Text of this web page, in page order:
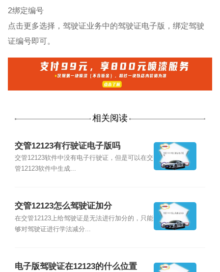
2绑定编号
点击更多选择，驾驶证业务中的驾驶证电子版，绑定驾驶
证编号即可。
相关阅读
交管12123有行驶证电子版吗
交管12123软件中没有电子行驶证，但是可以在交
管12123软件中生成...
交管12123怎么驾驶证加分
在交管12123上给驾驶证是无法进行加分的，只能
够对驾驶证进行学法减分...
电子版驾驶证在12123的什么位置